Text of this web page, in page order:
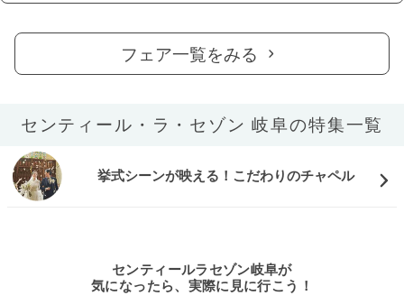
フェア一覧をみる
センティール・ラ・セゾン 岐阜の特集一覧
挙式シーンが映える！こだわりのチャペル
センティールラセゾン岐阜が
気になったら、実際に見に行こう！